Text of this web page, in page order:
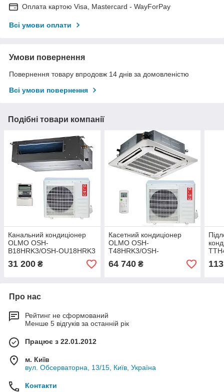
Оплата картою Visa, Mastercard - WayForPay
Всі умови оплати
Умови повернення
Повернення товару впродовж 14 днів за домовленістю
Всі умови повернення
Подібні товари компанії
Канальний кондиціонер
OLMO OSH-
B18HRK3/OSH-OU18HRK3
31 200 ₴
Касетний кондиціонер
OLMO OSH-
T48HRK3/OSH-
OU48HFK3+NP
64 740₴
Про нас
Рейтинг не сформований
Менше 5 відгуків за останній рік
Працює з 22.01.2012
м. Київ
вул. Обсерваторна, 13/15, Київ, Україна
Контакти